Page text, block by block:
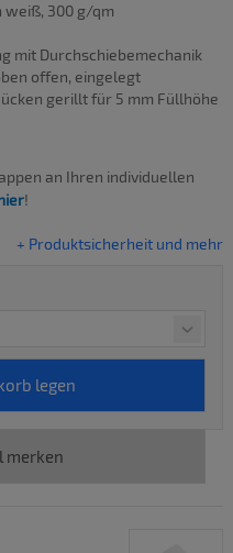
300 g/qm
mit Durchschiebemechanik
offen, eingelegt
gerillt für 5 mm Füllhöhe
an Ihren individuellen
!
+ Produktsicherheit und mehr
merken